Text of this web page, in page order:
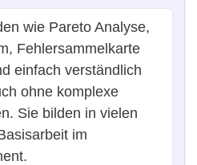
wie Pareto Analyse,
Fehlersammelkarte
einfach verständlich
ohne komplexe
Sie bilden in vielen
im